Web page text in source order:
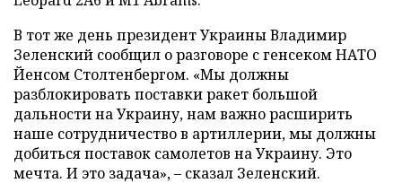
В тот же день президент Украины Владимир
Зеленский сообщил о разговоре с генсеком НАТО
Йенсом Столтенбергом. «Мы должны
разблокировать поставки ракет большой
дальности на Украину, нам важно расширить
наше сотрудничество в артиллерии, мы должны
добиться поставок самолетов на Украину. Это
мечта. И это задача», – сказал Зеленский.